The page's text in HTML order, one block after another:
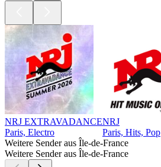
NRJ EXTRAVADANCE
Paris, Electro
NRJ
Paris, Hits, Pop
Weitere Sender aus Île-de-France
Weitere Sender aus Île-de-France